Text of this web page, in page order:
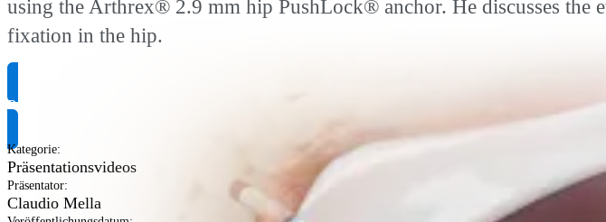
using the Arthrex® 2.9 mm hip PushLock® anchor. He discusses the
fixation in the hip.
Produktinformationen anfragen
Kategorie:
Präsentationsvideos
Präsentator:
Claudio Mella